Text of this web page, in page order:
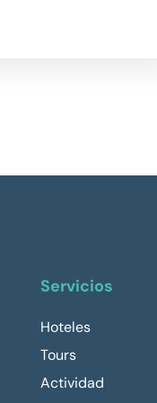
Servicios
Hoteles
Tours
Actividad